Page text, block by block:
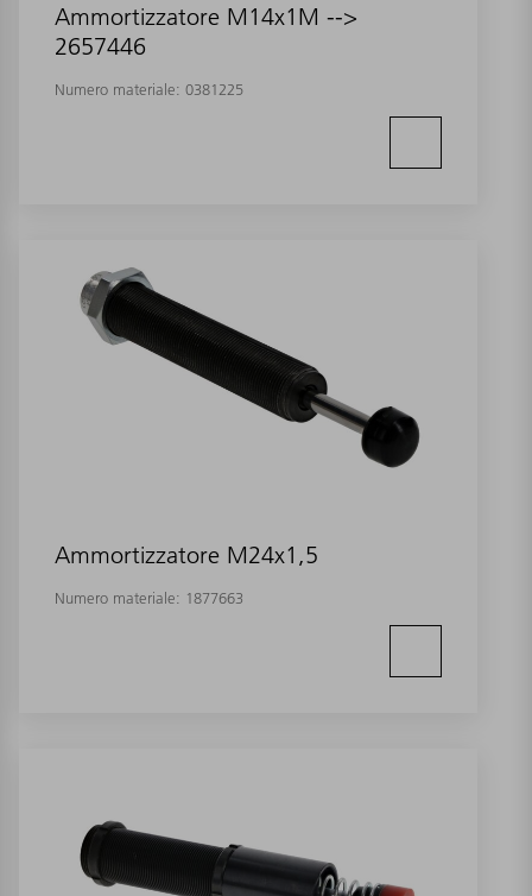
Ammortizzatore M14x1M -->
2657446
Numero materiale: 0381225
Ammortizzatore M24x1,5
Numero materiale: 1877663